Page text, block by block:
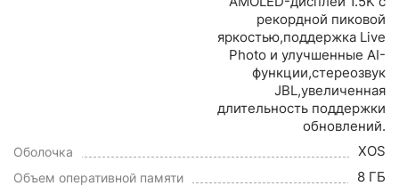
рекордной пиковой
яркостью,поддержка Live
Photo и улучшенные AI-
функции,стереозвук
JBL,увеличенная
длительность поддержки
обновлений.
Оболочка XOS
Объем оперативной памяти 8 ГБ